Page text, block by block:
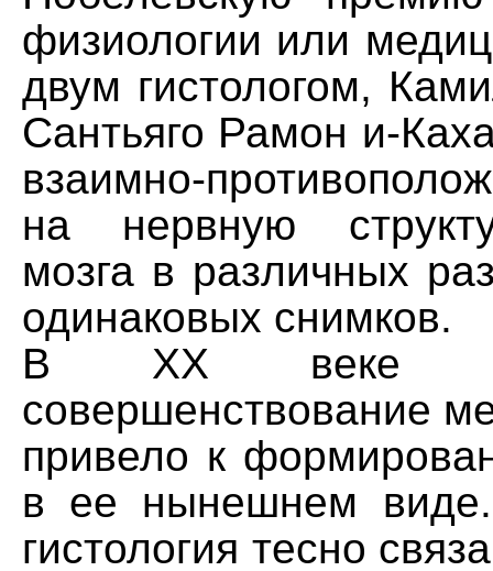
физиологии или
двум гистологом,
Сантьяго Рамон и-
взаимно-
на нервную
мозга в различных
одинаковых снимков.
В XX веке
совершенствование
привело к
в ее нынешнем
гистология тесно